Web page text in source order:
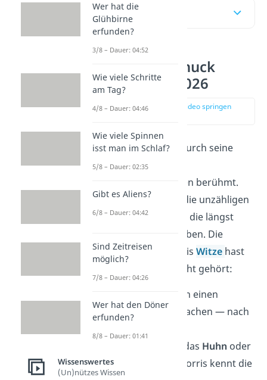
Inhaltsübersicht
Die neusten Chuck
Norris Witze 2026
zur Stelle im Video springen
Chuck Norriswurde durch seine
ikonischen Rollen
actiongeladenen Filmen berühmt.
Noch bekannter sind die unzähligen
Chuck Norris Sprüche, die längst
erreicht haben. Die
folgenden Chuck NorrisWitze hast
du garantiert noch nicht gehört:
„Chuck Norris kann einen
Rückwärtssalto
machen — nach
„Was kam zuerst, das Huhn oder
das
? — Chuck Norris kennt die
Wer hat die
Glühbirne
erfunden?
3/8 – Dauer: 04:52
Wie viele Schritte
am Tag?
4/8 – Dauer: 04:46
Wie viele Spinnen
isst man im Schlaf?
5/8 – Dauer: 02:35
Gibt es Aliens?
6/8 – Dauer: 04:42
Sind Zeitreisen
möglich?
7/8 – Dauer: 04:26
Wer hat den Döner
erfunden?
8/8 – Dauer: 01:41
Wissenswertes
(Un)nützes Wissen